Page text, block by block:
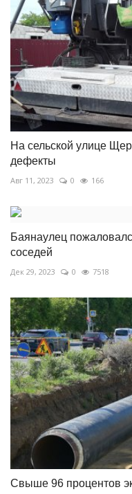
На сельской улице
дефекты
Авг 11, 2023 0 166
Баянаулец
соседей
Дек 29, 2023 0 7518
Свыше 96 процентов